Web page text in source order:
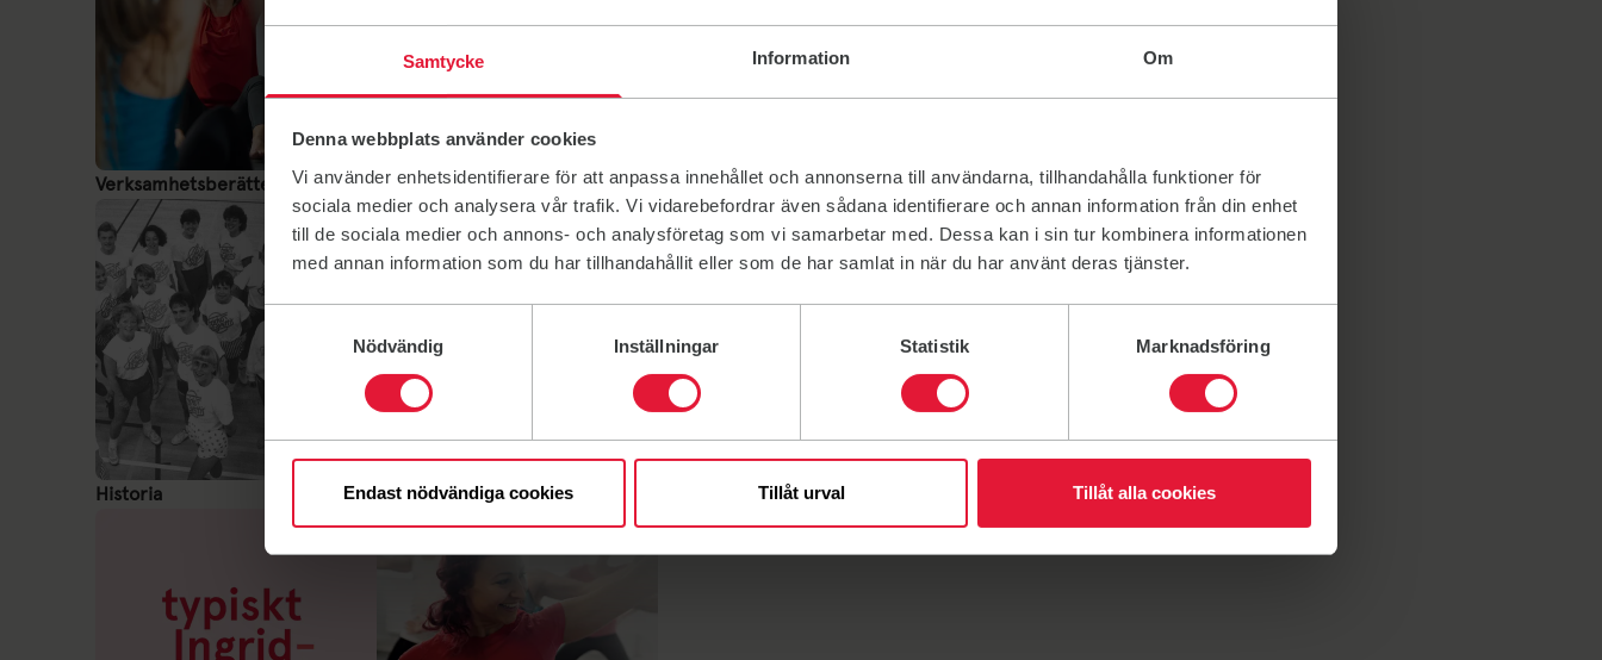
Samtycke Information Om
Denna webbplats använder cookies
Vi använder enhetsidentifierare för att anpassa innehållet och annonserna till användarna, tillhandahålla funktioner för
sociala medier och analysera vår trafik. Vi vidarebefordrar även sådana identifierare och annan information från din enhet
till de sociala medier och annons- och analysföretag som vi samarbetar med. Dessa kan i sin tur kombinera informationen
med annan information som du har tillhandahållit eller som de har samlat in när du har använt deras tjänster.
Samtyckesval
Nödvändig
Inställningar Statistik Marknadsföring
Endast nödvändiga cookies Tillåt urval Tillåt alla cookies
Verksamhetsberättelser Medlemsundersökningar
Historia Schemaarbete